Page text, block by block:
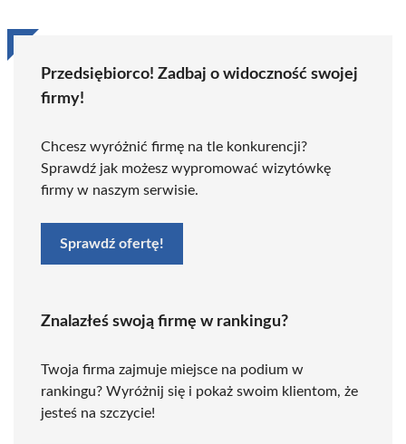
Przedsiębiorco! Zadbaj o widoczność swojej
firmy!
Chcesz wyróżnić firmę na tle konkurencji?
Sprawdź jak możesz wypromować wizytówkę
firmy w naszym serwisie.
Sprawdź ofertę!
Znalazłeś swoją firmę w rankingu?
Twoja firma zajmuje miejsce na podium w
rankingu? Wyróżnij się i pokaż swoim klientom, że
jesteś na szczycie!